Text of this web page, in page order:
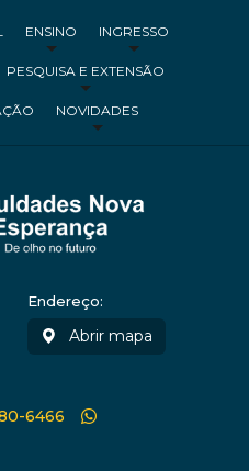
ENSINO INGRESSO
PESQUISA E EXTENSÃO
NOVIDADES
Endereço:
Abrir mapa
6466